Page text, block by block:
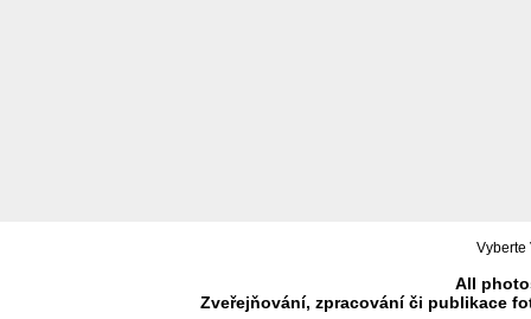
Vyberte
All
Zveřejňování, zpracování či publikace